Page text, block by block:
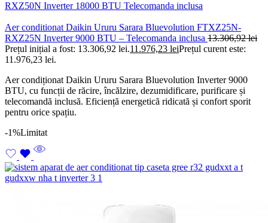
Aer conditionat Daikin Ururu Sarara Bluevolution FTXZ25N-
RXZ25N Inverter 9000 BTU – Telecomanda inclusa 13.306,92lei
Prețul inițial a fost: 13.306,92 lei.11.976,23 leiPrețul curent este:
11.976,23 lei.
Aer condiționat Daikin Ururu Sarara Bluevolution Inverter 9000
BTU, cu funcții de răcire, încălzire, dezumidificare, purificare și
telecomandă inclusă. Eficiență energetică ridicată și confort sporit
pentru orice spațiu.
-1%Limitat